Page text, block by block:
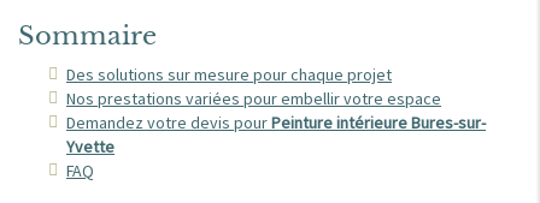
Sommaire
Des solutions sur mesure pour chaque projet
Nos prestations variées pour embellir votre espace
Demandez votre devis pourPeinture intérieure Bures-sur-
Yvette
FAQ